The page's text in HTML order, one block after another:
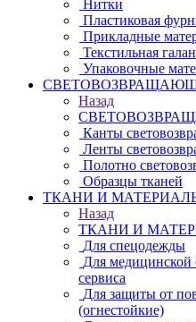
Нитки
Пластиковая
Прикладные
Текстильная
Упаковочные
Назад
Канты
Ленты
Полотно
Образцы тканей
ТКАНИ И
Назад
ТКАНИ И
Для спецодежды
Для
сервиса
Для защиты от
(огнестойкие)